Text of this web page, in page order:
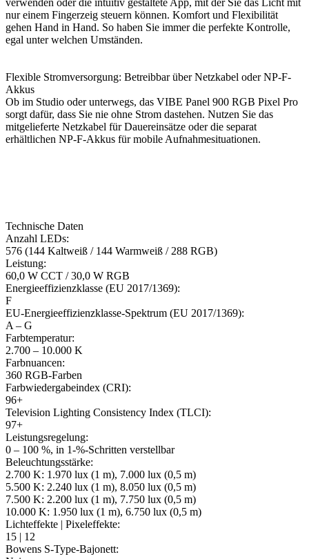
verwenden oder die intuitiv gestaltete App, mit der Sie das Licht mit
nur einem Fingerzeig steuern können. Komfort und Flexibilität
gehen Hand in Hand. So haben Sie immer die perfekte Kontrolle,
egal unter welchen Umständen.
Flexible Stromversorgung: Betreibbar über Netzkabel oder NP-F-
Akkus
Ob im Studio oder unterwegs, das VIBE Panel 900 RGB Pixel Pro
sorgt dafür, dass Sie nie ohne Strom dastehen. Nutzen Sie das
mitgelieferte Netzkabel für Dauereinsätze oder die separat
erhältlichen NP-F-Akkus für mobile Aufnahmesituationen.
Technische Daten
Anzahl LEDs:
576 (144 Kaltweiß / 144 Warmweiß / 288 RGB)
Leistung:
60,0 W CCT / 30,0 W RGB
Energieeffizienzklasse (EU 2017/1369):
F
EU-Energieeffizienzklasse-Spektrum (EU 2017/1369):
A – G
Farbtemperatur:
2.700 – 10.000 K
Farbnuancen:
360 RGB-Farben
Farbwiedergabeindex (CRI):
96+
Television Lighting Consistency Index (TLCI):
97+
Leistungsregelung:
0 – 100 %, in 1-%-Schritten verstellbar
Beleuchtungsstärke:
2.700 K: 1.970 lux (1 m), 7.000 lux (0,5 m)
5.500 K: 2.240 lux (1 m), 8.050 lux (0,5 m)
7.500 K: 2.200 lux (1 m), 7.750 lux (0,5 m)
10.000 K: 1.950 lux (1 m), 6.750 lux (0,5 m)
Lichteffekte | Pixeleffekte:
15 | 12
Bowens S-Type-Bajonett: